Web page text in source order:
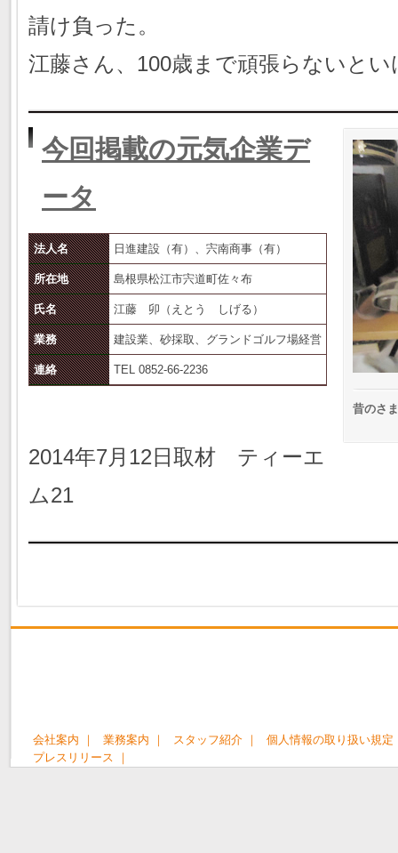
請け負った。
江藤さん、100歳まで頑張らないと
昔のさ
今回掲載の元気企業デ
ータ
法人名 日進建設（有）、宍南商事（有）
所在地 島根県松江市宍道町佐々布
氏名 江藤 卯（えとう しげる）
業務 建設業、砂採取、グランドゴルフ場経営
連絡 TEL 0852-66-2236
2014年7月12日取材 ティーエ
ム21
会社案内 ｜ 業務案内 ｜ スタッフ紹介 ｜
個人情報の取り扱い規定
プレスリリース ｜